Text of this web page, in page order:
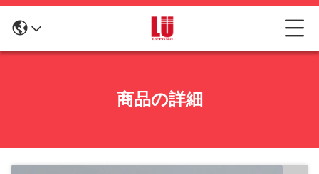
商品の詳細